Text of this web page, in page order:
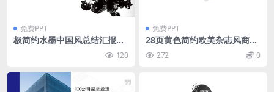
免费PPT
极简约水墨中国风总结汇报通
120
免费PPT
28页黄色简约欧美杂志风商务
项目策划PPT模板
272 0